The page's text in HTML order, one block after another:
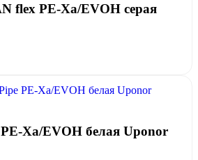
flex PE-Xa/EVOH серая
Xa/EVOH белая Uponor